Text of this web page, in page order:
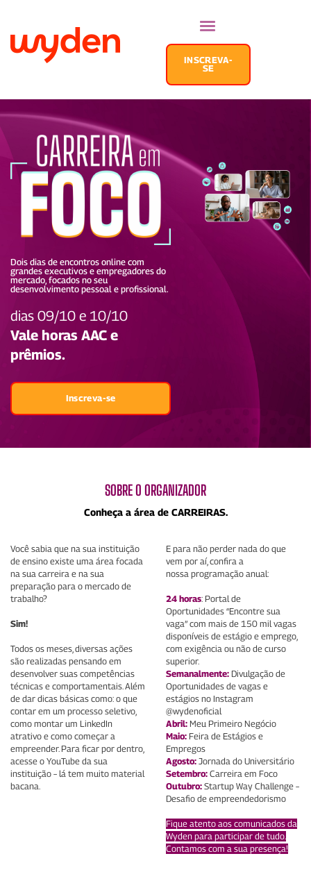
ORGANIZADOR
SOBRE O
CARREIRA EM
FOCO
INSCREVA-
SE
Dois dias de encontros online com
grandes executivos e empregadores do
mercado, focados no seu
desenvolvimento pessoal e profissional.
dias 09/10 e 10/10
Vale horas AAC e
prêmios.
Inscreva-se
SOBRE O ORGANIZADOR
Conheça a área de CARREIRAS.
Você sabia que na sua instituição
de ensino existe uma área focada
na sua carreira e na sua
preparação para o mercado de
trabalho?
Sim!
Todos os meses, diversas ações
são realizadas pensando em
desenvolver suas competências
técnicas e comportamentais. Além
de dar dicas básicas como: o que
contar em um processo seletivo,
como montar um LinkedIn
atrativo e como começar a
empreender. Para ficar por dentro,
acesse o YouTube da sua
instituição – lá tem muito material
bacana.
E para não perder nada do que
vem por aí, confira a
nossa programação anual:​
24 horas: Portal de
Oportunidades “Encontre sua
vaga” com mais de 150 mil vagas
disponíveis de estágio e emprego,
com exigência ou não de curso
superior.​
Semanalmente: Divulgação de
Oportunidades de vagas e
estágios no Instagram
@wydenoficial
Abril: Meu Primeiro Negócio
Maio: Feira de Estágios e
Empregos
Agosto: Jornada do Universitário
Setembro: Carreira em Foco
Outubro: Startup Way Challenge –
Desafio de empreendedorismo
Fique atento aos comunicados da
Wyden para participar de tudo.
Contamos com a sua presença!